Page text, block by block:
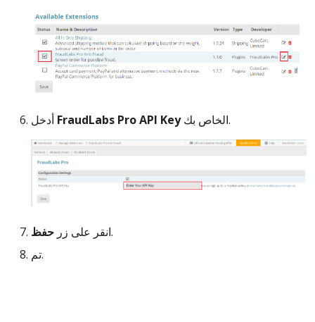
FraudLabs Pro API Key الخاص بك.
انقر على زر حفظ
.
تم.